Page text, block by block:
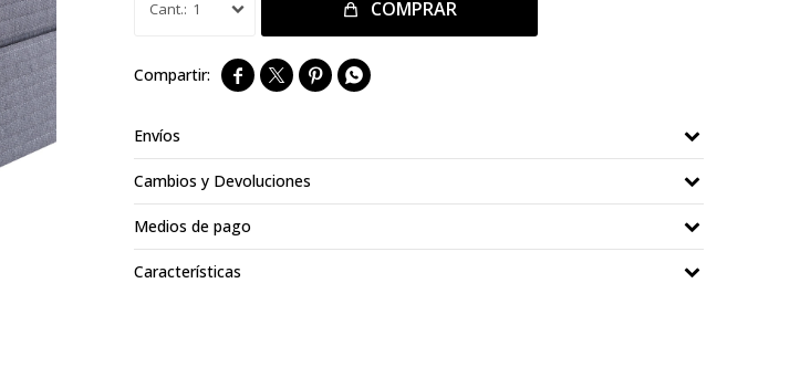
1 COMPRAR
   
Envíos
Cambios y Devoluciones
Medios de pago
Características